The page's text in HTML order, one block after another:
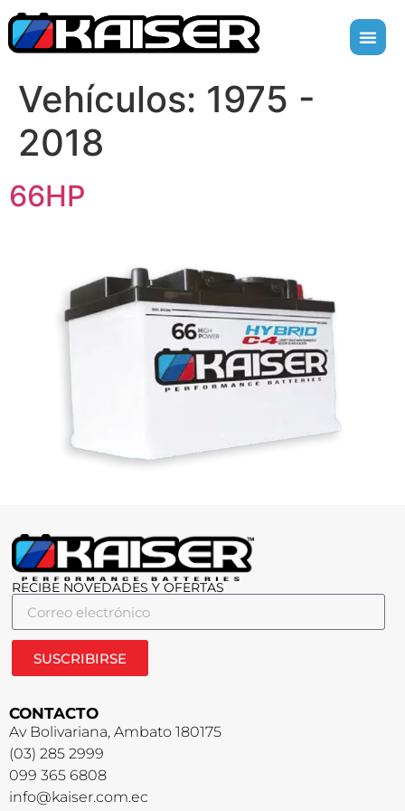
Vehículos: 1975 -
2018
66HP
RECIBE NOVEDADES Y OFERTAS
SUSCRIBIRSE
CONTACTO
Av Bolivariana, Ambato 180175
(03) 285 2999
099 365 6808
info@kaiser.com.ec